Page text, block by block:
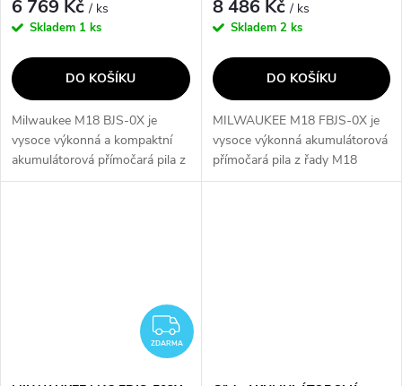
6 769 Kč/ ks
Skladem 1 ks
DO KOŠÍKU
Milwaukee M18 BJS-0X je
vysoce výkonná a kompaktní
akumulátorová přímočará pila z
řady Heavy Duty, navržená pro
8 486 Kč/ ks
Skladem 2 ks
DO KOŠÍKU
MILWAUKEE M18 FBJS-0X je
vysoce výkonná akumulátorová
přímočará pila z řady M18
FUEL™, která díky hříbečkové
ZDARMA
ZDARMA